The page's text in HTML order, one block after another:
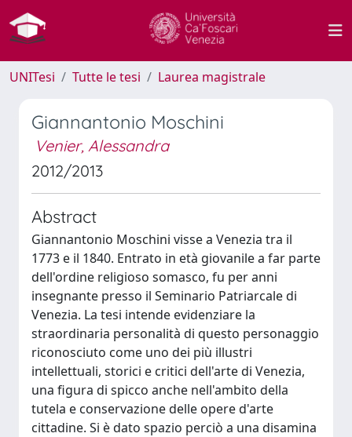
UNITesi Tutte le tesi Laurea magistrale
Giannantonio Moschini
Venier, Alessandra
2012/2013
Abstract
Giannantonio Moschini visse a Venezia tra il
1773 e il 1840. Entrato in età giovanile a far parte
dell'ordine religioso somasco, fu per anni
insegnante presso il Seminario Patriarcale di
Venezia. La tesi intende evidenziare la
straordinaria personalità di questo personaggio
riconosciuto come uno dei più illustri
intellettuali, storici e critici dell'arte di Venezia,
una figura di spicco anche nell'ambito della
tutela e conservazione delle opere d'arte
cittadine. Si è dato spazio perciò a una disamina